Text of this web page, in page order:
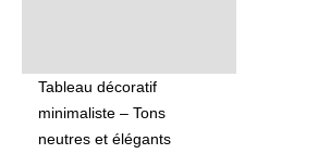
Tableau décoratif
minimaliste – Tons
neutres et élégants